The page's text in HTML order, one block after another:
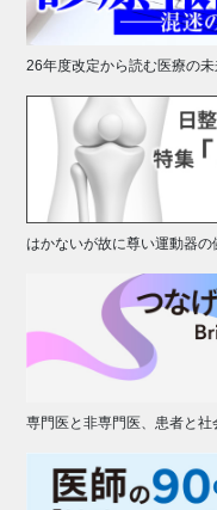
26年度改定から読む医療の
はかないが故に尊い運動器の
専門医と非専門医、患者と